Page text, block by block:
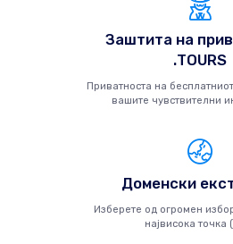
Заштита на
.TOURS
Приватноста на
вашите чувствителни
Доменски
Изберете од огромен
највисока точка